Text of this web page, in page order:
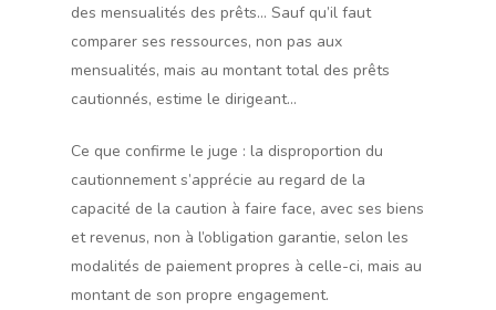
des mensualités des prêts… Sauf qu’il faut
comparer ses ressources, non pas aux
mensualités, mais au montant total des prêts
cautionnés, estime le dirigeant…
Ce que confirme le juge : la disproportion du
cautionnement s’apprécie au regard de la
capacité de la caution à faire face, avec ses biens
et revenus, non à l’obligation garantie, selon les
modalités de paiement propres à celle-ci, mais au
montant de son propre engagement.